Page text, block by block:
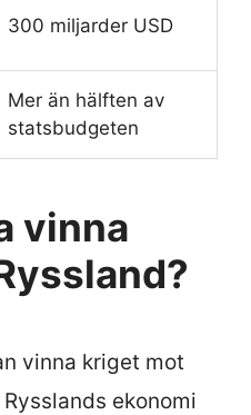
300 miljarder USD
Mer än hälften av
statsbudgeten
vinna
vinna kriget mot
ekonomi